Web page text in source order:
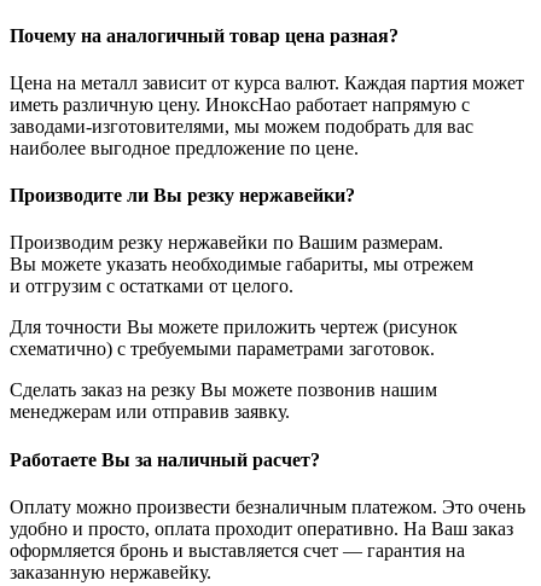
Почему на аналогичный товар цена разная?
Цена на металл зависит от курса валют. Каждая партия может
иметь различную цену. ИноксНао работает напрямую с
заводами-изготовителями, мы можем подобрать для вас
наиболее выгодное предложение по цене.
Производите ли Вы резку нержавейки?
Производим резку нержавейки по Вашим размерам.
Вы можете указать необходимые габариты, мы отрежем
и отгрузим с остатками от целого.
Для точности Вы можете приложить чертеж (рисунок
схематично) с требуемыми параметрами заготовок.
Сделать заказ на резку Вы можете позвонив нашим
менеджерам или отправив заявку.
Работаете Вы за наличный расчет?
Оплату можно произвести безналичным платежом. Это очень
удобно и просто, оплата проходит оперативно. На Ваш заказ
оформляется бронь и выставляется счет — гарантия на
заказанную нержавейку.